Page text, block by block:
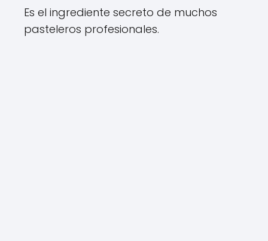
Es el ingrediente secreto de muchos
pasteleros profesionales.